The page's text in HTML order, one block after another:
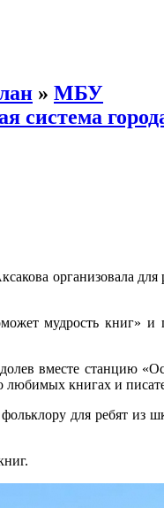
» МБУ
система
организовала для
мудрость книг»
вместе станцию
любимых книгах и
фольклору для ребят